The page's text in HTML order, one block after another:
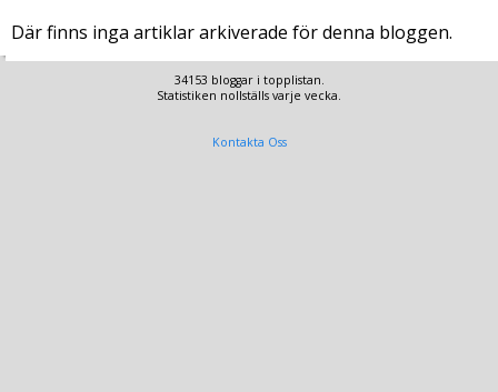
Där finns inga artiklar arkiverade för denna bloggen.
34153 bloggar i topplistan.
Statistiken nollställs varje vecka.
Kontakta Oss